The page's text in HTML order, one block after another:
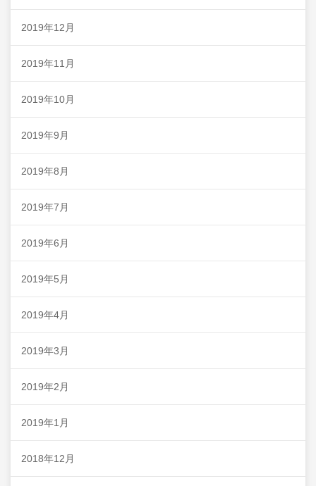
2019年12月
2019年11月
2019年10月
2019年9月
2019年8月
2019年7月
2019年6月
2019年5月
2019年4月
2019年3月
2019年2月
2019年1月
2018年12月